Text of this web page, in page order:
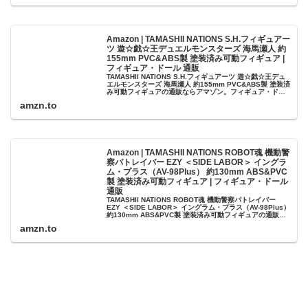
Amazon | TAMASHII NATIONS S.H.フィギュアー
ツ 遊☆戯☆王デュエルモンスターズ 海馬瀬人 約
155mm PVC&ABS製 塗装済み可動フィギュア |
フィギュア・ドール 通販
TAMASHII NATIONS S.H.フィギュアーツ 遊☆戯☆王デュ
エルモンスターズ 海馬瀬人 約155mm PVC&ABS製 塗装済
み可動フィギュアの通販ならアマゾン。フィギュア・ドー
amzn.to
Amazon | TAMASHII NATIONS ROBOT魂 機動警
察パトレイバー EZY ＜SIDE LABOR＞ イングラ
ム・プラス（AV-98Plus） 約130mm ABS&PVC
製 塗装済み可動フィギュア | フィギュア・ドール
通販
TAMASHII NATIONS ROBOT魂 機動警察パトレイバー
EZY ＜SIDE LABOR＞ イングラム・プラス（AV-98Plus）
約130mm ABS&PVC製 塗装済み可動フィギュアの通販な
amzn.to